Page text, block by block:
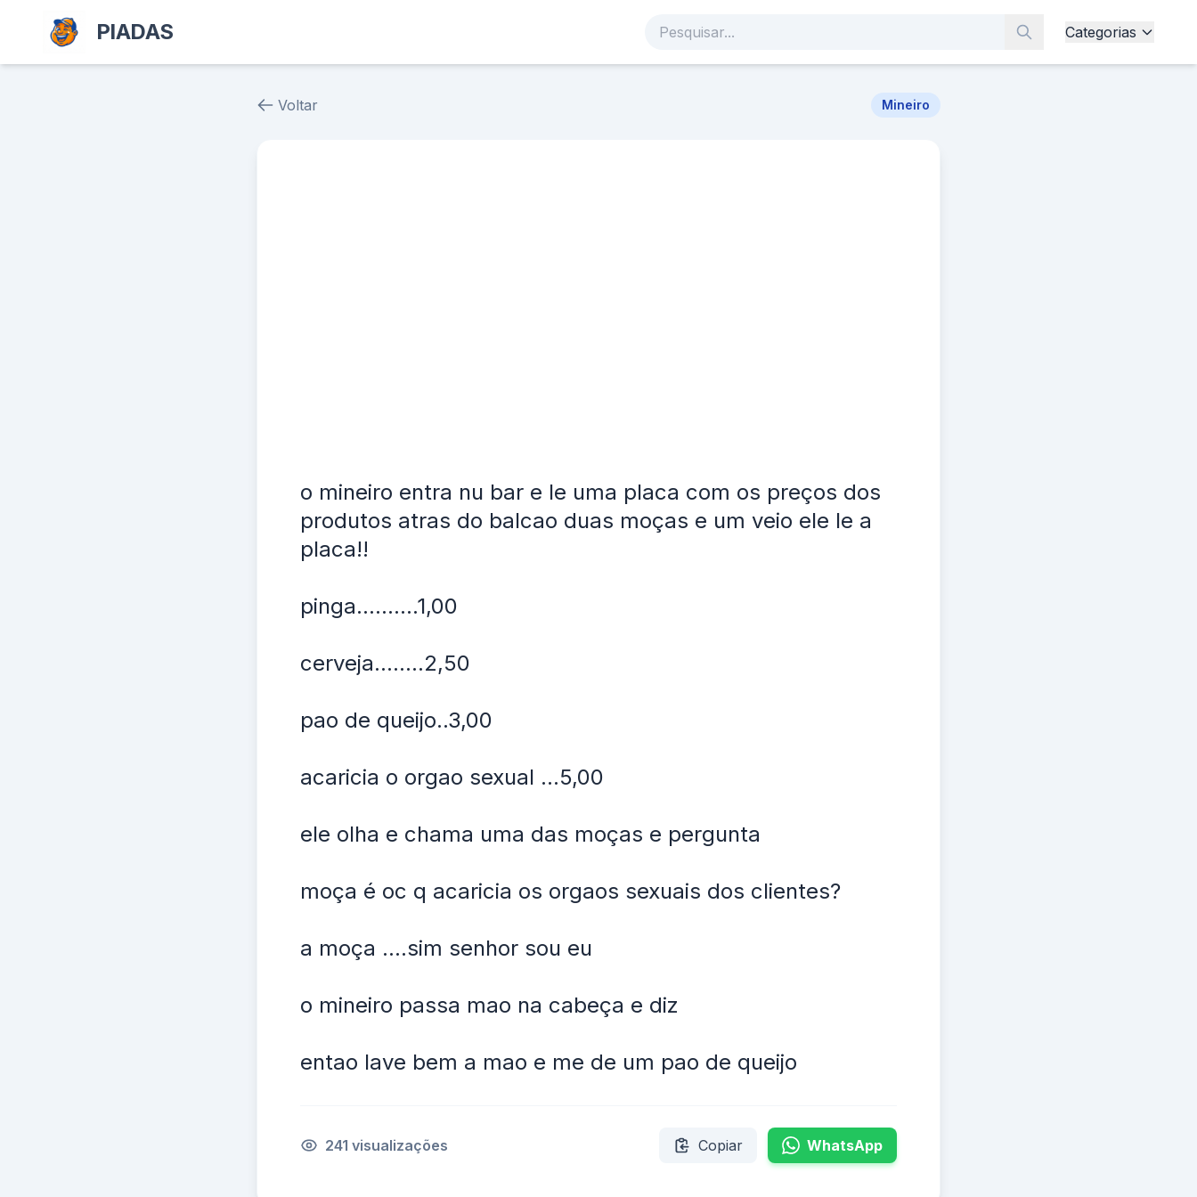
PIADAS Categorias
Voltar Mineiro
o mineiro entra nu bar e le uma placa com os preços dos
produtos atras do balcao duas moças e um veio ele le a
placa!!
pinga..........1,00
cerveja........2,50
pao de queijo..3,00
acaricia o orgao sexual ...5,00
ele olha e chama uma das moças e pergunta
moça é oc q acaricia os orgaos sexuais dos clientes?
a moça ....sim senhor sou eu
o mineiro passa mao na cabeça e diz
entao lave bem a mao e me de um pao de queijo
241 visualizações Copiar WhatsApp